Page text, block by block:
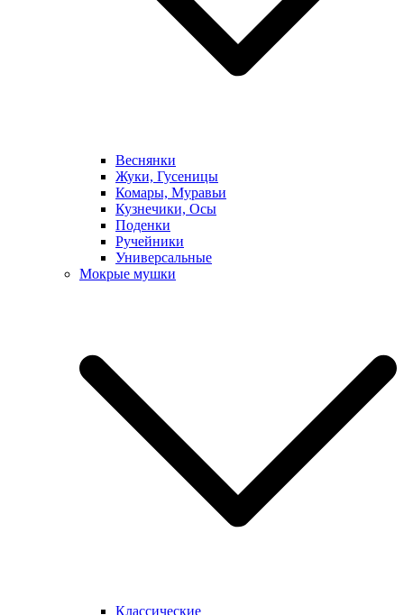
Веснянки
Жуки, Гусеницы
Комары, Муравьи
Кузнечики, Осы
Поденки
Ручейники
Универсальные
Мокрые мушки
Классические